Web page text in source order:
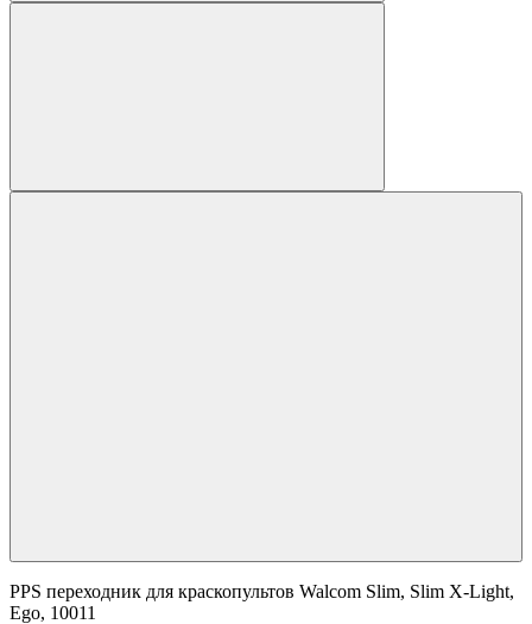
PPS переходник для краскопультов Walcom Slim, Slim X-Light,
Ego, 10011